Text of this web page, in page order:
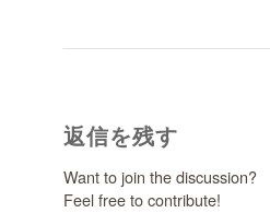
返信を残す
Want to join the discussion?
Feel free to contribute!